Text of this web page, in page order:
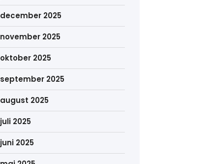
december 2025
november 2025
oktober 2025
september 2025
august 2025
juli 2025
juni 2025